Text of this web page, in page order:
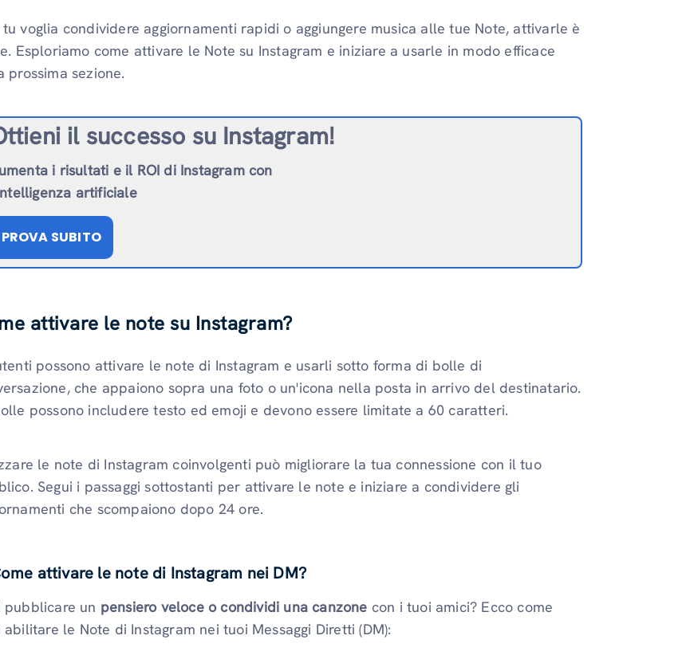
tu voglia condividere aggiornamenti rapidi o aggiungere musica alle tue Note, attivarle è
Esploriamo come attivare le Note su Instagram e iniziare a usarle in modo efficace
prossima sezione.
il successo su Instagram!
i risultati e il ROI di Instagram con
artificiale
PROVA SUBITO
attivare le note su Instagram?
possono attivare le note di Instagram e usarli sotto forma di bolle di
che appaiono sopra una foto o un'icona nella posta in arrivo del destinatario.
possono includere testo ed emoji e devono essere limitate a 60 caratteri.
le note di Instagram coinvolgenti può migliorare la tua connessione con il tuo
Segui i passaggi sottostanti per attivare le note e iniziare a condividere gli
che scompaiono dopo 24 ore.
attivare le note di Instagram nei DM?
pubblicare un pensiero veloce o condividi una canzone con i tuoi amici? Ecco come
abilitare le Note di Instagram nei tuoi Messaggi Diretti (DM):